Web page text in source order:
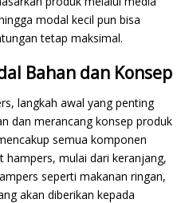
modal kecil pun bisa
tetap maksimal.
Bahan dan Konsep
langkah awal yang penting
dan merancang konsep produk
semua komponen
hampers, mulai dari keranjang,
seperti makanan ringan,
akan diberikan kepada